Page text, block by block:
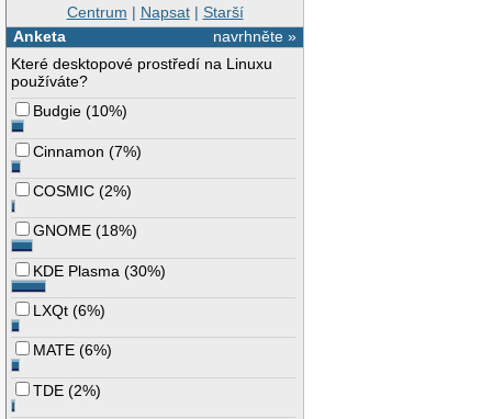
Centrum | Napsat| Starší
navrhněte »
Anketa
Které desktopové prostředí na Linuxu
používáte?
Budgie (10%)
Cinnamon (7%)
COSMIC (2%)
GNOME (18%)
KDE Plasma (30%)
LXQt (6%)
MATE (6%)
TDE (2%)